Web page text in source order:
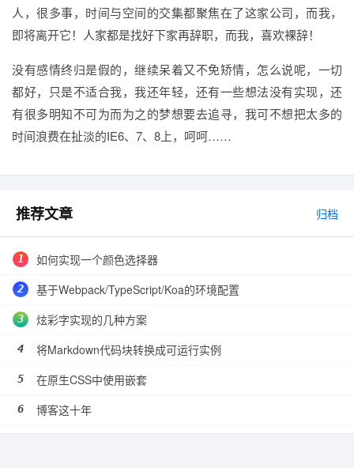
人，很多事，时间与空间的交集都聚焦在了这家公司，而我，
即将离开它！人家都是找好下家再辞职，而我，喜欢裸辞！
没有感情终归是假的，继续呆着又不免矫情，怎么说呢，一切
都好，只是不适合我，我还年轻，还有一些想法没有实现，还
有很多明知不可为而为之的梦想要去追寻，我可不想把太多的
时间浪费在扯淡的IE6、7、8上，呵呵……
推荐文章 归档
如何实现一个颜色选择器
基于Webpack/TypeScript/Koa的环境配置
炫彩字实现的几种方案
将Markdown代码块转换成可运行实例
在原生CSS中使用嵌套
博客这十年